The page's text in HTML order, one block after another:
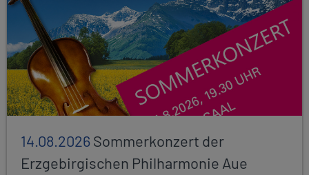
14.08.2026Sommerkonzert der
Erzgebirgischen Philharmonie Aue